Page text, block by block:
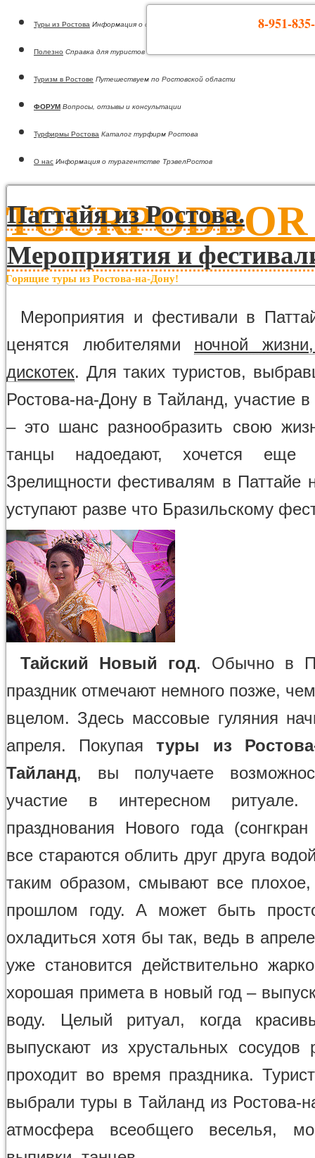
8-951-
Туры из Ростова Информация о странах
Полезно Справка для туристов
Туризм в Ростове Путешествуем по Ростовской области
ФОРУМ Вопросы, отзывы и консультации
Турфирмы Ростова Каталог турфирм Ростова
О нас Информация о турагентстве ТрэвелРостов
Горящие туры из Ростова-на-Дону!
Паттайя из Ростова.
Мероприятия и
Мероприятия и фестивали в
ценятся любителями ночной
дискотек. Для таких туристов,
Ростова-на-Дону в Тайланд, участие
– это шанс разнообразить свою
танцы надоедают, хочется
Зрелищности фестивалям в Паттайе
уступают разве что Бразильскому
Тайский Новый год. Обычно в
праздник отмечают немного позже,
вцелом. Здесь массовые гуляния
апреля. Покупаятуры из
Тайланд, вы получаете
участие в интересном
празднования Нового года
все стараются облить друг друга
таким образом, смывают все
прошлом году. А может быть
охладиться хотя бы так, ведь в
уже становится действительно
хорошая примета в новый год –
воду. Целый ритуал, когда
выпускают из хрустальных
проходит во время праздника.
выбрали туры в Тайланд из Ростова-
атмосфера всеобщего веселья,